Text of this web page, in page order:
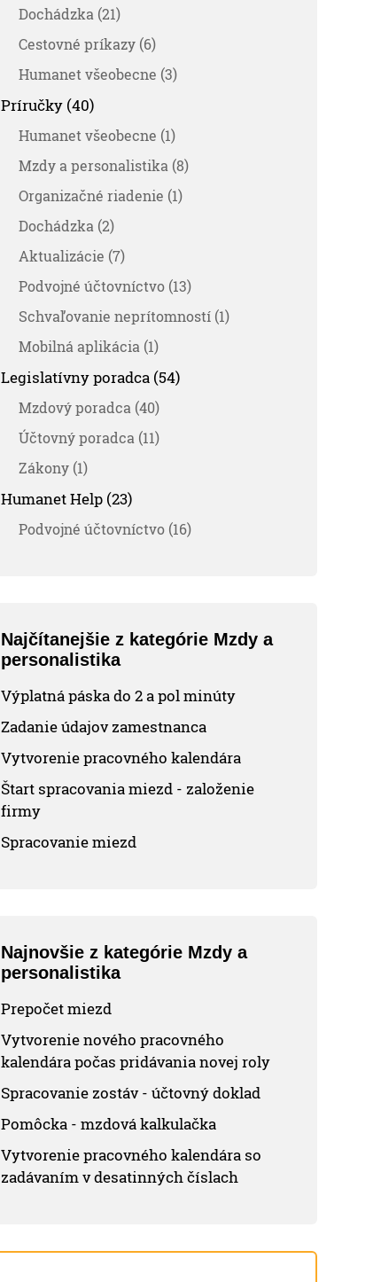
Dochádzka (21)
Cestovné príkazy (6)
Humanet všeobecne (3)
Príručky (40)
Humanet všeobecne (1)
Mzdy a personalistika (8)
Organizačné riadenie (1)
Dochádzka (2)
Aktualizácie (7)
Podvojné účtovníctvo (13)
Schvaľovanie neprítomností (1)
Mobilná aplikácia (1)
Legislatívny poradca (54)
Mzdový poradca (40)
Účtovný poradca (11)
Zákony (1)
Humanet Help (23)
Podvojné účtovníctvo (16)
Najčítanejšie z kategórie Mzdy a
personalistika
Výplatná páska do 2 a pol minúty
Zadanie údajov zamestnanca
Vytvorenie pracovného kalendára
Štart spracovania miezd - založenie
firmy
Spracovanie miezd
Najnovšie z kategórie Mzdy a
personalistika
Prepočet miezd
Vytvorenie nového pracovného
kalendára počas pridávania novej roly
Spracovanie zostáv - účtovný doklad
Pomôcka - mzdová kalkulačka
Vytvorenie pracovného kalendára so
zadávaním v desatinných číslach